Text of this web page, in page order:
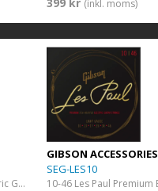
(inkl. moms)
09-46 Les Paul Premium Electric Guitar Strings Signature
GIBSON ACCESSORIES
SEG-LES10